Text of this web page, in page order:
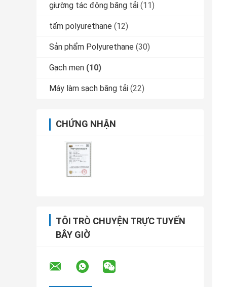
giường tác động băng tải (11)
tấm polyurethane (12)
Sản phẩm Polyurethane (30)
Gạch men (10)
Máy làm sạch băng tải (22)
CHỨNG NHẬN
TÔI TRÒ CHUYỆN TRỰC TUYẾN
BÂY GIỜ